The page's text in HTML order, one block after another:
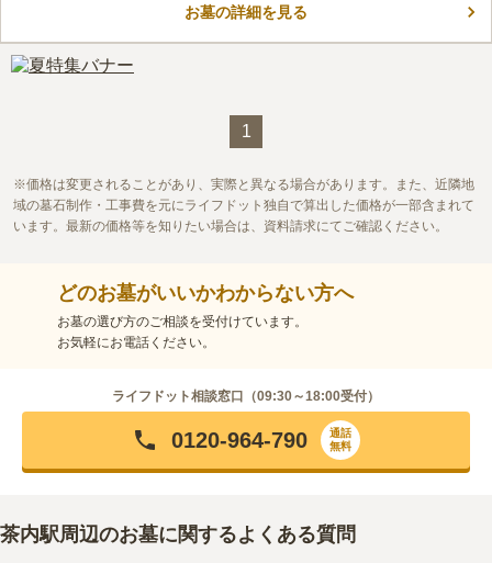
お墓の詳細を見る
1
価格は変更されることがあり、実際と異なる場合があります。また、近隣地
域の墓石制作・工事費を元にライフドット独自で算出した価格が一部含まれて
います。最新の価格等を知りたい場合は、資料請求にてご確認ください。
どのお墓がいいかわからない方へ
お墓の選び方のご相談を受付けています。
お気軽にお電話ください。
ライフドット相談窓口（09:30～18:00受付）
0120-964-790
通話
無料
茶内駅周辺のお墓に関するよくある質問